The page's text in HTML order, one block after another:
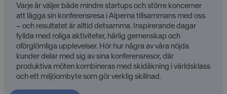
Varje år väljer både mindre startups och större koncerner
att lägga sin konferensresa i Alperna tillsammans med oss
– och resultatet är alltid detsamma. Inspirerande dagar
fyllda med roliga aktiviteter, härlig gemenskap och
oförglömliga upplevelser. Hör hur några av våra nöjda
kunder delar med sig av sina konferensresor, där
produktiva möten kombineras med skidåkning i världsklass
och ett miljöombyte som gör verklig skillnad.